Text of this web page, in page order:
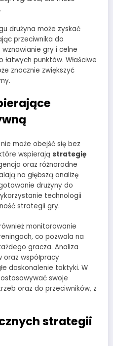
drużyna może zyskać
przeciwnika do
wznawianie gry i celne
punktów. Właściwe
znacznie zwiększyć
nie może obejść się bez
wspierają strategię
oraz różnorodne
na głębszą analizę
drużyny do
technologii
strategii gry.
monitorowanie
co pozwala na
gracza. Analiza
oraz współpracy
doskonalenie taktyki. W
swoje
oraz do przeciwników, z
strategii